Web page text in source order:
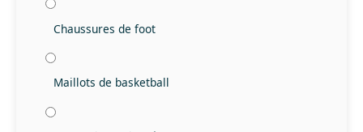
Chaussures de foot
Maillots de basketball